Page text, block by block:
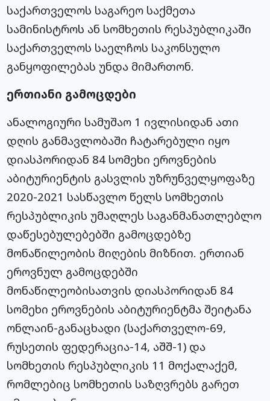
საქართველოს საგარეო საქმეთა
სამინისტროს ან სომხეთის რესპუბლიკაში
საქართველოს საელჩოს საკონსულო
განყოფილებას უნდა მიმართონ.
ერთიანი გამოცდები
ანალოგიური სამუშაო 1 ივლისიდან ათი
დღის განმავლობაში ჩატარებული იყო
დიასპორიდან 84 სომეხი ეროვნების
აბიტურიენტის გასვლის უზრუნველყოფაზე
2020-2021 სასწავლო წელს სომხეთის
რესპუბლიკის უმაღლეს საგანმანათლებლო
დაწესებულებებში გამოცდებზე
მონაწილეობის მიღების მიზნით. ერთიან
ეროვნულ გამოცდებში
მონაწილეობისათვის დიასპორიდან 84
სომეხი ეროვნების აბიტურიენტმა შეიტანა
ონლაინ-განაცხადი (საქართველო-69,
რუსეთის ფედერაცია-14, აშშ-1) და
სომხეთის რესპუბლიკის 11 მოქალაქემ,
რომლებიც სომხეთის საზღვრებს გარეთ